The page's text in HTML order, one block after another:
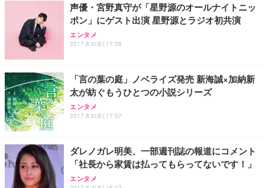
声優・宮野真守が「星野源のオールナイトニッ
ポン」にゲスト出演 星野源とラジオ初共演
エンタメ
2017.8.2(水) 17:58
「言の葉の庭」ノベライズ発売 新海誠×加納新
太が紡ぐもうひとつの小説シリーズ
エンタメ
2017.8.2(水) 17:57
ダレノガレ明美、一部週刊誌の報道にコメント
「社長から家賃は払ってもらってないです！」
エンタメ